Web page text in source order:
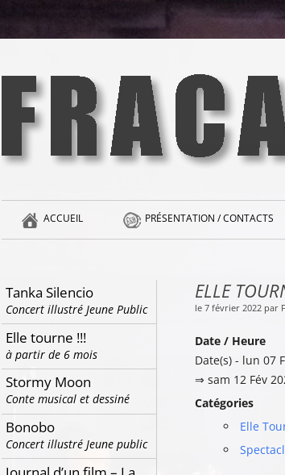
Aller
Fracas
ACCUEIL PRÉSENTATION / CONTACTS
ELLE
le 7 février 2022 par
Date / Heure
Date(s) - lun 07
⇒ sam 12 Fév
Catégories
Elle
Tanka Silencio
Concert illustré Jeune Public
Elle tourne !!!
à partir de 6 mois
Stormy Moon
Conte musical et dessiné
Bonobo
Concert illustré Jeune public